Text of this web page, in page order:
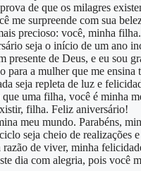
de que os milagres
me surpreende com sua
precioso: você, minha
seja o início de um ano
presente de Deus, e eu sou
para a mulher que me ensina
seja repleta de luz e
que uma filha, você é minha
filha. Feliz aniversário!
meu mundo. Parabéns,
seja cheio de realizações
razão de viver, minha
dia com alegria, pois você